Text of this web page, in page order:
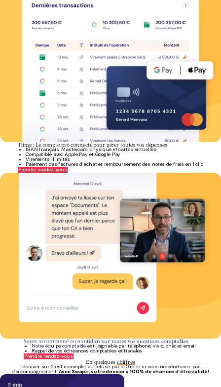
Tiime : Le compte pro connecté pour gérer toutes vos dépenses
IBAN français, Mastercard physique et cartes virtuelles
Compatible avec Apple Pay et Google Pay
Virements illimités
Paiement des factures d’achat et remboursement des notes de frais en 1 clic
Prendre rendez-vous
Soyez accompagné au quotidien sur toutes vos questions comptables
Notre équipe comptableest joignable par téléphone, visio, chat et email
Rappel de vos échéances comptables et fiscales
Prendre rendez-vous
En quelques chiffres
1 dossier sur 2 est incomplet ou refusé par le Greffe si vous ne bénéficiez pas
d’accompagnement.Avec Swapn, votre dossier a 100% de chances d’être validé !
5 min